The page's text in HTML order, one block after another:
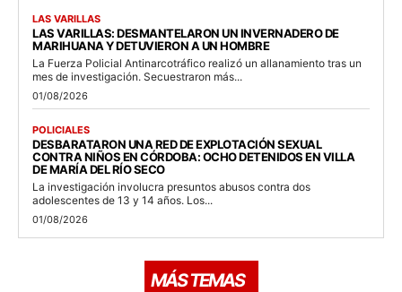
LAS VARILLAS
LAS VARILLAS: DESMANTELARON UN INVERNADERO DE
MARIHUANA Y DETUVIERON A UN HOMBRE
La Fuerza Policial Antinarcotráfico realizó un allanamiento tras un
mes de investigación. Secuestraron más...
01/08/2026
POLICIALES
DESBARATARON UNA RED DE EXPLOTACIÓN SEXUAL
CONTRA NIÑOS EN CÓRDOBA: OCHO DETENIDOS EN VILLA
DE MARÍA DEL RÍO SECO
La investigación involucra presuntos abusos contra dos
adolescentes de 13 y 14 años. Los...
01/08/2026
MÁS TEMAS